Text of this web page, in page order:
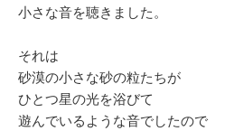
小さな音を聴きました。
それは
砂漠の小さな砂の粒たちが
ひとつ星の光を浴びて
遊んでいるような音でしたので